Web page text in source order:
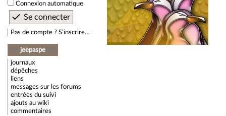
Connexion automatique
Pas de compte ? S’inscrire…
jeepaspe
journaux
dépêches
liens
messages sur les forums
entrées du suivi
ajouts au wiki
commentaires